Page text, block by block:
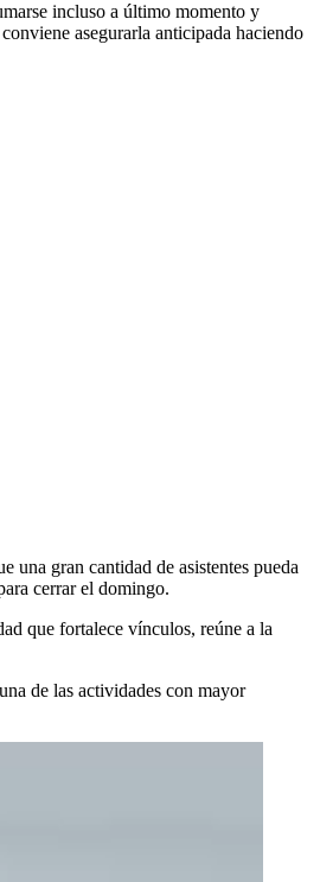
incluso a último momento y
asegurarla anticipada haciendo
una gran cantidad de asistentes pueda
cerrar el domingo.
que fortalece vínculos, reúne a la
de las actividades con mayor